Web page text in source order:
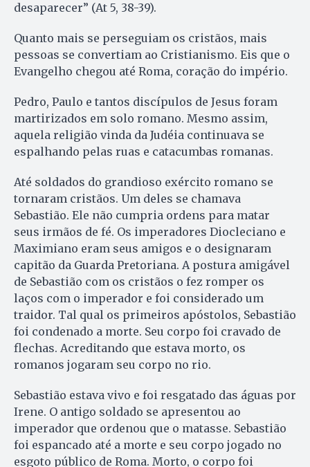
desaparecer” (At 5, 38-39).
Quanto mais se perseguiam os cristãos, mais
pessoas se convertiam ao Cristianismo. Eis que o
Evangelho chegou até Roma, coração do império.
Pedro, Paulo e tantos discípulos de Jesus foram
martirizados em solo romano. Mesmo assim,
aquela religião vinda da Judéia continuava se
espalhando pelas ruas e catacumbas romanas.
Até soldados do grandioso exército romano se
tornaram cristãos. Um deles se chamava
Sebastião. Ele não cumpria ordens para matar
seus irmãos de fé. Os imperadores Diocleciano e
Maximiano eram seus amigos e o designaram
capitão da Guarda Pretoriana. A postura amigável
de Sebastião com os cristãos o fez romper os
laços com o imperador e foi considerado um
traidor. Tal qual os primeiros apóstolos, Sebastião
foi condenado a morte. Seu corpo foi cravado de
flechas. Acreditando que estava morto, os
romanos jogaram seu corpo no rio.
Sebastião estava vivo e foi resgatado das águas por
Irene. O antigo soldado se apresentou ao
imperador que ordenou que o matasse. Sebastião
foi espancado até a morte e seu corpo jogado no
esgoto público de Roma. Morto, o corpo foi